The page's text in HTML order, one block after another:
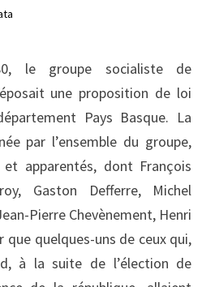
le groupe socialiste de
une proposition de loi
Pays Basque. La
par l’ensemble du groupe,
apparentés, dont François
Gaston Defferre, Michel
Pierre Chevènement, Henri
que quelques-uns de ceux qui,
à la suite de l’élection de